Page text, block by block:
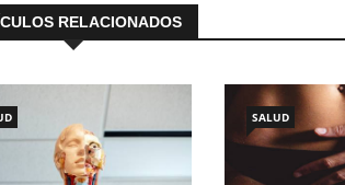
RELACIONADOS
SALUD